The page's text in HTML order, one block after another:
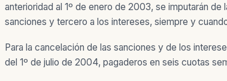
anterioridad al 1º de enero de 2003, se imputarán
sanciones y tercero a los intereses, siempre y
Para la cancelación de las sanciones y de los
del 1º de julio de 2004, pagaderos en seis cuotas